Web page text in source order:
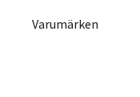
Varumärken